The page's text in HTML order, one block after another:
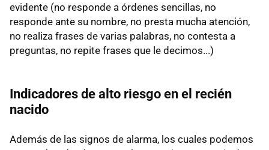
evidente (no responde a órdenes sencillas, no
responde ante su nombre, no presta mucha atención,
no realiza frases de varias palabras, no contesta a
preguntas, no repite frases que le decimos...)
Indicadores de alto riesgo en el recién
nacido
Además de las signos de alarma, los cuales podemos